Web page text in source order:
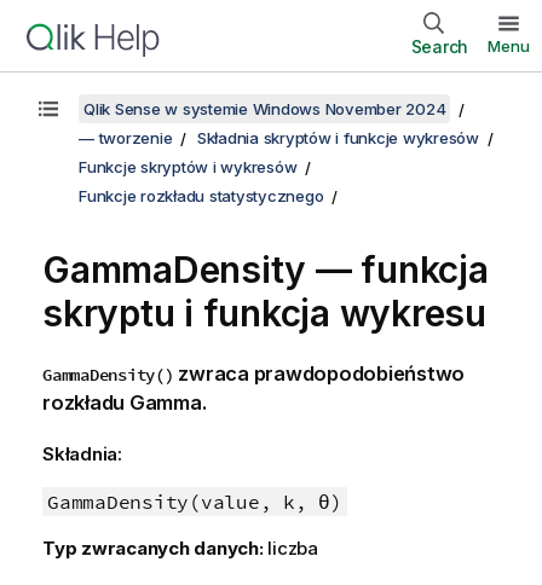
Search Menu
Qlik Sense w systemie Windows November 2024
— tworzenie
Składnia skryptów i funkcje wykresów
Funkcje skryptów i wykresów
Funkcje rozkładu statystycznego
GammaDensity — funkcja
skryptu i funkcja wykresu
GammaDensity() zwraca prawdopodobieństwo
rozkładu Gamma.
Składnia:
GammaDensity(value, k, θ)
Typ zwracanych danych: liczba